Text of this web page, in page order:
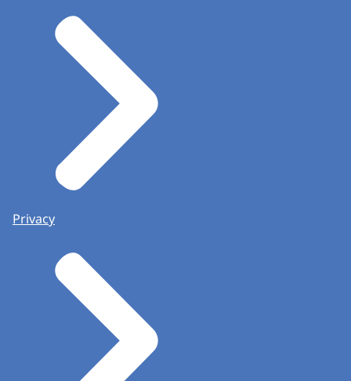
Privacy